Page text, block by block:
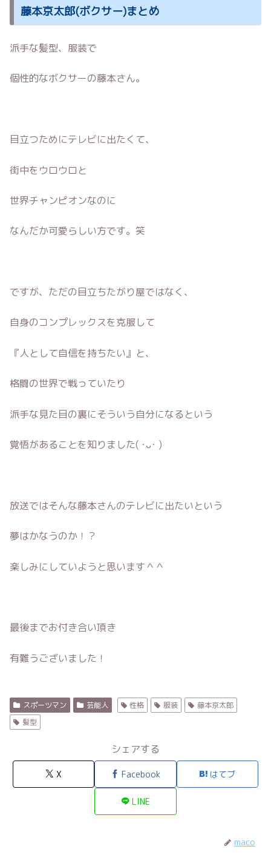
藤本京太郎(ボクサー)まとめ
派手な髪型、服装で
個性的なボクサーの藤本さん。
目立つためにテレビに出たくて、
街中をウロウロと
世界チャンピオンなのに
なんだか可愛らしい方です。笑
ですが、ただの目立ちたがり屋ではなく、
自身のコンプレックスを克服して
『人として自信を持ちたい』と、
格闘の世界で戦っていたり
派手な見た目の裏にそういう自分になるという
覚悟があることを知りました( ･ᴗ･ )
放送ではそんな藤本さんのテレビに出たいという
夢はかなうのか！？
楽しみにしていようと思います＾＾
最後までお付き合い頂き
有難うございました！
スポーツマン 芸能人 性格 服装
藤本京太郎
髪型
シェアする
X Facebook はてブ
LINE
maco